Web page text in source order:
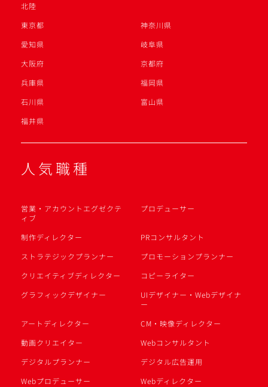
北陸
東京都
神奈川県
愛知県
岐阜県
大阪府
京都府
兵庫県
福岡県
石川県
富山県
福井県
人気職種
営業・アカウントエグゼクテ
ィブ
プロデューサー
制作ディレクター
PRコンサルタント
ストラテジックプランナー
プロモーションプランナー
クリエイティブディレクター
コピーライター
グラフィックデザイナー
UIデザイナー・Webデザイナ
ー
アートディレクター
CM・映像ディレクター
動画クリエイター
Webコンサルタント
デジタルプランナー
デジタル広告運用
Webプロデューサー
Webディレクター